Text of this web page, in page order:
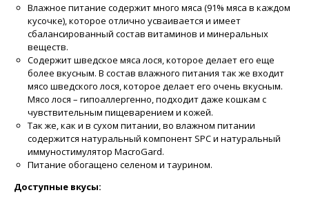
Влажное питание содержит много мяса (91% мяса в каждом
кусочке), которое отлично усваивается и имеет
сбалансированный состав витаминов и минеральных
веществ.
Содержит шведское мяса лося, которое делает его еще
более вкусным. В состав влажного питания так же входит
мясо шведского лося, которое делает его очень вкусным.
Мясо лося – гипоаллергенно, подходит даже кошкам с
чувствительным пищеварением и кожей.
Так же, как и в сухом питании, во влажном питании
содержится натуральный компонент SPC и натуральный
иммуностимулятор MacroGard.
Питание обогащено селеном и таурином.
Доступные вкусы: